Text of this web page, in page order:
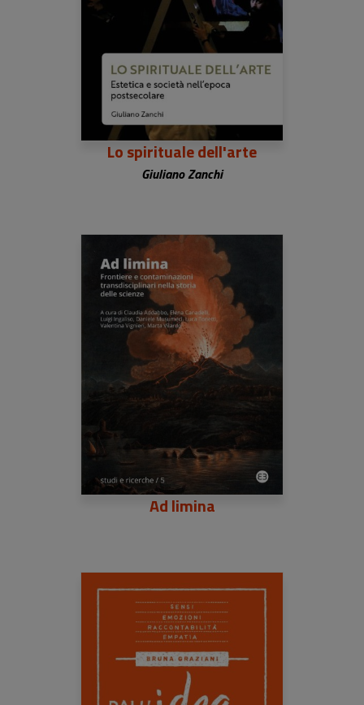
Lo spirituale dell'arte
Giuliano Zanchi
Ad limina